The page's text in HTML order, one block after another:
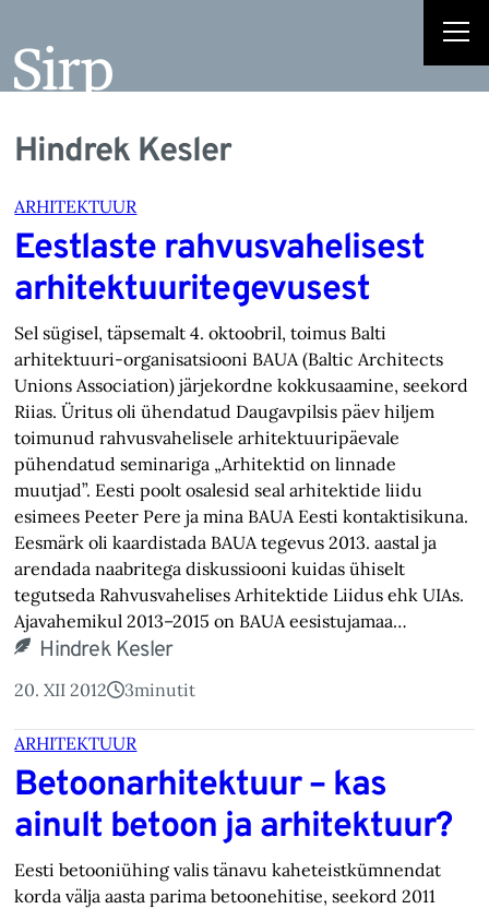
Hindrek Kesler
ARHITEKTUUR
Eestlaste rahvusvahelisest
arhitektuuritegevusest
Sel sügisel, täpsemalt 4. oktoobril, toimus Balti
arhitektuuri-organisatsiooni BAUA (Baltic Architects
Unions Association) järjekordne kokkusaamine, seekord
Riias. Üritus oli ühendatud Daugavpilsis päev hiljem
toimunud rahvusvahelisele arhitektuuripäevale
pühendatud seminariga „Arhitektid on linnade
muutjad”. Eesti poolt osalesid seal arhitektide liidu
esimees Peeter Pere ja mina BAUA Eesti kontaktisikuna.
Eesmärk oli kaardistada BAUA tegevus 2013. aastal ja
arendada naabritega diskussiooni kuidas ühiselt
tegutseda Rahvusvahelises Arhitektide Liidus ehk UIAs.
Ajavahemikul 2013–2015 on BAUA eesistujamaa…
Hindrek Kesler
20. XII 2012 3minutit
ARHITEKTUUR
Betoonarhitektuur – kas
ainult betoon ja arhitektuur?
Eesti betooniühing valis tänavu kaheteistkümnendat
korda välja aasta parima betoonehitise, seekord 2011